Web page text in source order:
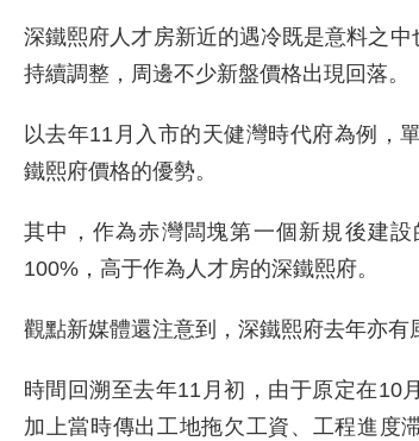
深鐵熙府人才房新近的遇冷既是意料之
持續調整，周邊不少新盤價格出現回落。
以去年11月入市的天健灣時代府為例，
鐵熙府價格的優勢。
其中，作為赤灣闆塊第一個新規後建
100%，高于作為人才房的深鐵熙府。
觀點新媒體還注意到，深鐵熙府去年亦有
時間回溯至去年11月初，由于原定在10
加上當時傳出工地拖欠工資、工程進度